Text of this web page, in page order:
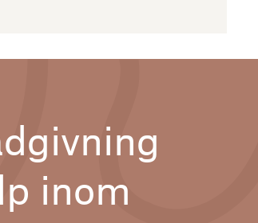
inom